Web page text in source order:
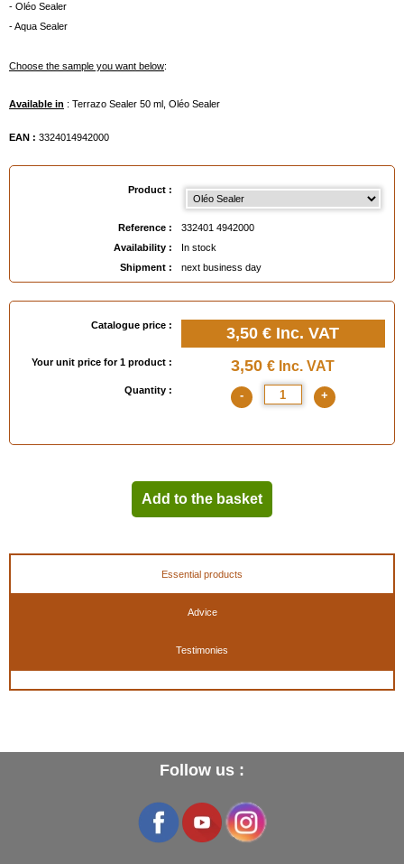
- Oléo Sealer
- Aqua Sealer
Choose the sample you want below:
Available in : Terrazo Sealer 50 ml, Oléo Sealer
EAN : 3324014942000
Product :
Reference :
332401 4942000
Availability :
In stock
Shipment :
next business day
Catalogue price : 3,50 € Inc. VAT
Your unit price for 1 product : 3,50 € Inc. VAT
Quantity : - +
Add to the basket
Essential products
Advice
Testimonies
Follow us :